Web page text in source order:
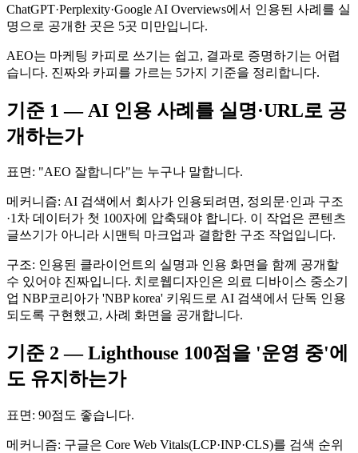
ChatGPT·Perplexity·Google AI Overviews에서 인용된 사례를 실
명으로 공개한 곳은 5곳 미만입니다.
AEO는 마케팅 카피로 쓰기는 쉽고, 결과로 증명하기는 어렵
습니다. 진짜와 카피를 가르는 5가지 기준을 정리합니다.
기준 1 — AI 인용 사례를 실명·URL로 공
개하는가
표면: "AEO 잘합니다"는 누구나 말합니다.
메커니즘: AI 검색에서 회사가 인용되려면, 정의문·인과 구조
·1차 데이터가 첫 100자에 압축돼야 합니다. 이 작업은 콘텐츠
글쓰기가 아니라 시맨틱 마크업과 결합한 구조 작업입니다.
구조: 인용된 클라이언트의 실명과 인용 화면을 함께 공개할
수 있어야 진짜입니다. 치로웹디자인은 의료 디바이스 중소기
업 NBP코리아가 'NBP korea' 키워드로 AI 검색에서 단독 인용
되도록 구현했고, 사례 화면을 공개합니다.
기준 2 — Lighthouse 100점을 '운영 중'에
도 유지하는가
표면: 90점도 좋습니다.
메커니즘: 구글은 Core Web Vitals(LCP·INP·CLS)를 검색 순위